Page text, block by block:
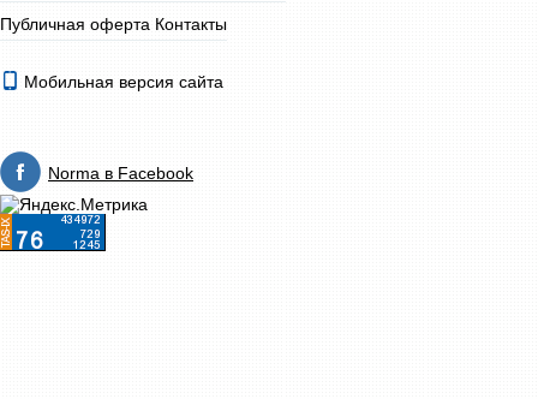
Публичная оферта Контакты
Мобильная версия сайта
Norma в Facebook